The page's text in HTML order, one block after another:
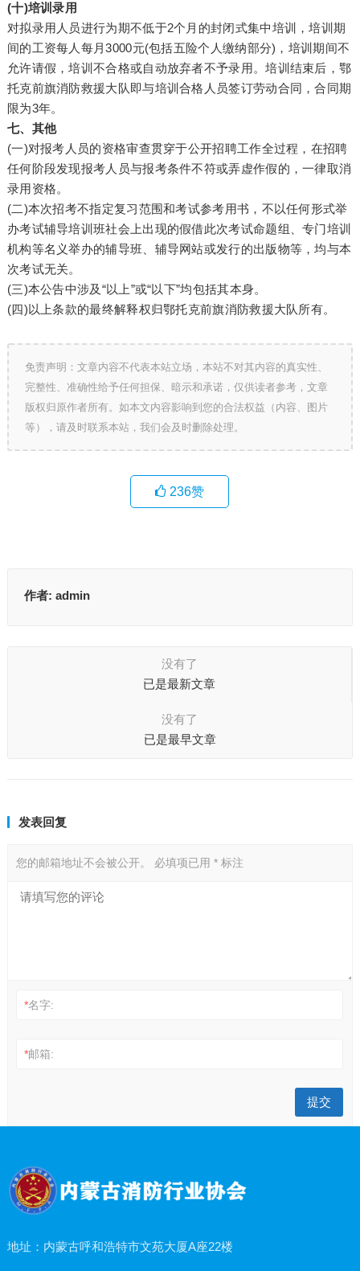
(十)培训录用
对拟录用人员进行为期不低于2个月的封闭式集中培训，培训期
间的工资每人每月3000元(包括五险个人缴纳部分)，培训期间不
允许请假，培训不合格或自动放弃者不予录用。培训结束后，鄂
托克前旗消防救援大队即与培训合格人员签订劳动合同，合同期
限为3年。
七、其他
(一)对报考人员的资格审查贯穿于公开招聘工作全过程，在招聘
任何阶段发现报考人员与报考条件不符或弄虚作假的，一律取消
录用资格。
(二)本次招考不指定复习范围和考试参考用书，不以任何形式举
办考试辅导培训班社会上出现的假借此次考试命题组、专门培训
机构等名义举办的辅导班、辅导网站或发行的出版物等，均与本
次考试无关。
(三)本公告中涉及“以上”或“以下”均包括其本身。
(四)以上条款的最终解释权归鄂托克前旗消防救援大队所有。
免责声明：文章内容不代表本站立场，本站不对其内容的真实性、
完整性、准确性给予任何担保、暗示和承诺，仅供读者参考，文章
版权归原作者所有。如本文内容影响到您的合法权益（内容、图片
等），请及时联系本站，我们会及时删除处理。
236赞
作者: admin
没有了
已是最新文章
没有了
已是最早文章
发表回复
您的邮箱地址不会被公开。 必填项已用 *标注
*名字:
*邮箱:
地址：内蒙古呼和浩特市文苑大厦A座22楼